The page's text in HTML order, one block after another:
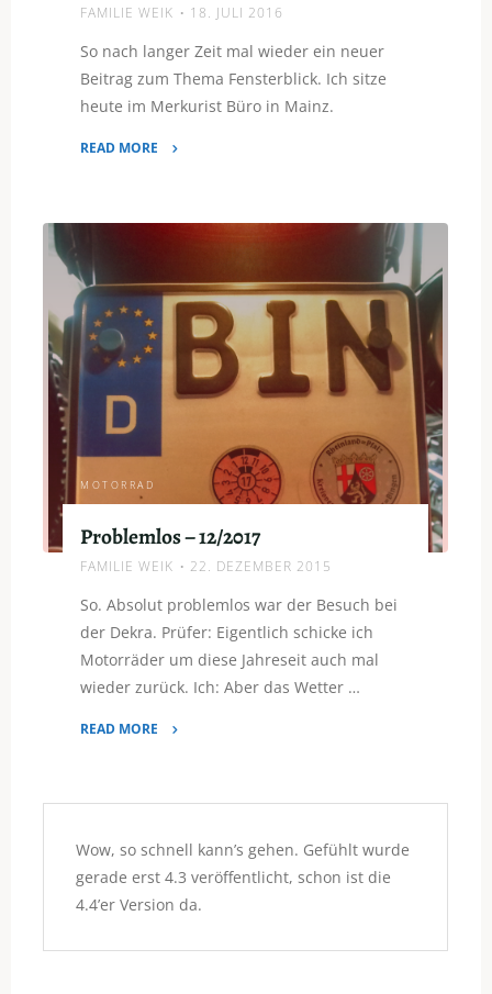
FAMILIE WEIK 18. JULI 2016
So nach langer Zeit mal wieder ein neuer
Beitrag zum Thema Fensterblick. Ich sitze
heute im Merkurist Büro in Mainz.
READ MORE
MOTORRAD
Problemlos – 12/2017
FAMILIE WEIK 22. DEZEMBER 2015
So. Absolut problemlos war der Besuch bei
der Dekra. Prüfer: Eigentlich schicke ich
Motorräder um diese Jahreseit auch mal
wieder zurück. Ich: Aber das Wetter …
READ MORE
12/2017"
Wow, so schnell kann’s gehen. Gefühlt wurde
gerade erst 4.3 veröffentlicht, schon ist die
4.4’er Version da.